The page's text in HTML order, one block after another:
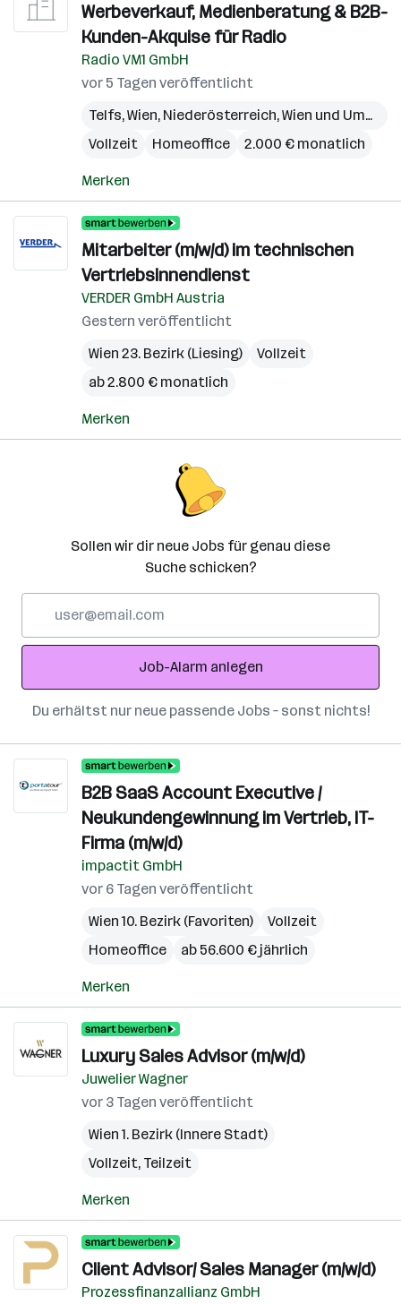
Werbeverkauf, Medienberatung & B2B-
Kunden-Akquise für Radio
Radio VM1 GmbH
vor 5 Tagen veröffentlicht
Telfs,Wien, Niederösterreich,Wien und Umgebung
Vollzeit
Homeoffice 2.000 € monatlich
Merken
Mitarbeiter (m/w/d) im technischen
Vertriebsinnendienst
VERDER GmbH Austria
Gestern veröffentlicht
Wien 23. Bezirk (Liesing)
Vollzeit
ab 2.800 € monatlich
Merken
Sollen wir dir neue Jobs für genau diese
Suche schicken?
Adresse
Job-Alarm anlegen
Du erhältst nur neue passende Jobs – sonst nichts!
B2B SaaS Account Executive /
Neukundengewinnung im Vertrieb, IT-
Firma (m/w/d)
impactit GmbH
vor 6 Tagen veröffentlicht
Wien 10. Bezirk (Favoriten)
Vollzeit
Homeoffice
ab 56.600 € jährlich
Merken
Luxury Sales Advisor (m/w/d)
Juwelier Wagner
vor 3 Tagen veröffentlicht
Wien 1. Bezirk (Innere Stadt)
Vollzeit, Teilzeit
Merken
Client Advisor/ Sales Manager (m/w/d)
Prozessfinanzallianz GmbH